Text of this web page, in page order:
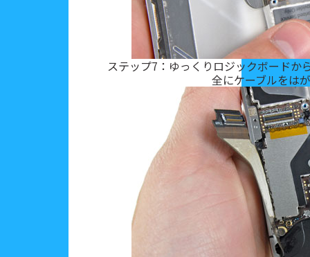
ステップ7：ゆっくりロジックボードか
全にケーブルをは